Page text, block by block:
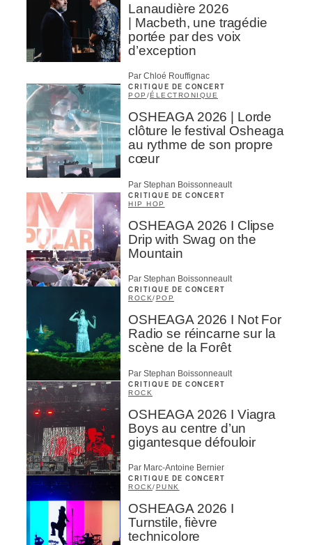
Lanaudière 2026
| Macbeth, une tragédie
portée par des voix
d’exception
Par Chloé Rouffignac
CRITIQUE DE CONCERT
POP /ÉLECTRONIQUE
OSHEAGA 2026 | Lorde
clôture le festival Osheaga
au rythme de son propre
cœur
Par Stephan Boissonneault
CRITIQUE DE CONCERT
HIP HOP
OSHEAGA 2026 I Clipse
Drip with Swag on the
Mountain
Par Stephan Boissonneault
CRITIQUE DE CONCERT
ROCK/POP
OSHEAGA 2026 I Not For
Radio se réincarne sur la
scène de la Forêt
Par Stephan Boissonneault
CRITIQUE DE CONCERT
ROCK
OSHEAGA 2026 I Viagra
Boys au centre d’un
gigantesque défouloir
Par Marc-Antoine Bernier
CRITIQUE DE CONCERT
ROCK/PUNK
OSHEAGA 2026 I
Turnstile, fièvre
technicolore